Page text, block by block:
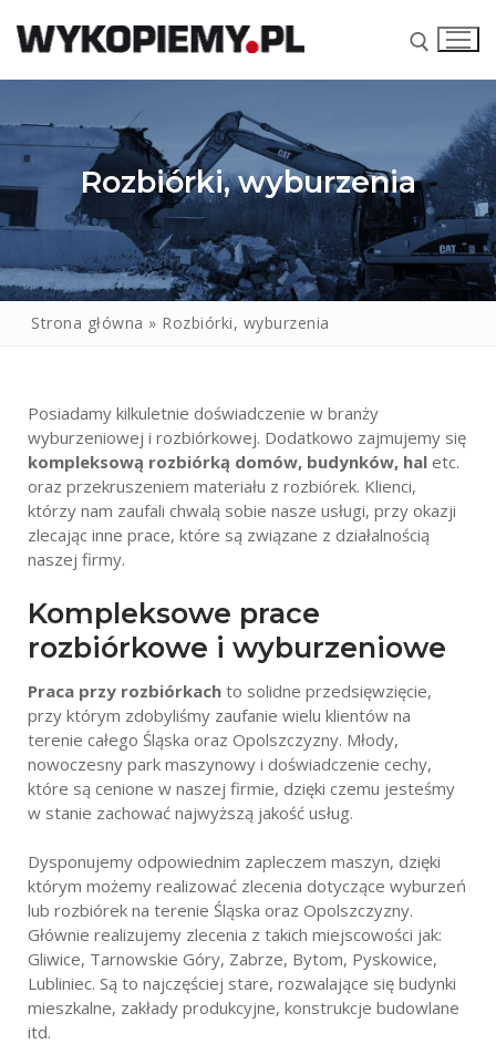
STRONA GŁÓWNA
Brukarstwo
Wynajem koparek
Kruszarki i przesiewacze
Transport kruszyw
Utwardzenia dróg
SKŁAD KRUSZYW
KONTAKT
Rozbiórki, wyburzenia
Strona główna » Rozbiórki, wyburzenia
Posiadamy kilkuletnie doświadczenie w branży
wyburzeniowej i rozbiórkowej. Dodatkowo zajmujemy się
kompleksową rozbiórką domów, budynków, hal etc.
oraz przekruszeniem materiału z rozbiórek. Klienci,
którzy nam zaufali chwalą sobie nasze usługi, przy okazji
zlecając inne prace, które są związane z działalnością
naszej firmy.
Kompleksowe prace
rozbiórkowe i wyburzeniowe
Praca przy rozbiórkach to solidne przedsięwzięcie,
przy którym zdobyliśmy zaufanie wielu klientów na
terenie całego Śląska oraz Opolszczyzny. Młody,
nowoczesny park maszynowy i doświadczenie cechy,
które są cenione w naszej firmie, dzięki czemu jesteśmy
w stanie zachować najwyższą jakość usług.
Dysponujemy odpowiednim zapleczem maszyn, dzięki
którym możemy realizować zlecenia dotyczące wyburzeń
lub rozbiórek na terenie Śląska oraz Opolszczyzny.
Głównie realizujemy zlecenia z takich miejscowości jak:
Gliwice, Tarnowskie Góry, Zabrze, Bytom, Pyskowice,
Lubliniec. Są to najczęściej stare, rozwalające się budynki
mieszkalne, zakłady produkcyjne, konstrukcje budowlane
itd.